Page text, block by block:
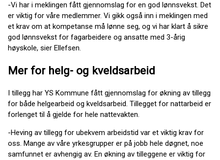
-Vi har i meklingen fått gjennomslag for en god lønnsvekst. Det
er viktig for våre medlemmer. Vi gikk også inn i meklingen med
et krav om at kompetanse må lønne seg, og vi har klart å sikre
god lønnsvekst for fagarbeidere og ansatte med 3-årig
høyskole, sier Ellefsen.
Mer for helg- og kveldsarbeid
I tillegg har YS Kommune fått gjennomslag for økning av tillegg
for både helgearbeid og kveldsarbeid. Tillegget for nattarbeid er
forlenget til å gjelde for hele nattevakten.
-Heving av tillegg for ubekvem arbeidstid var et viktig krav for
oss. Mange av våre yrkesgrupper er på jobb hele døgnet, noe
samfunnet er avhengig av. En økning av tilleggene er viktig for